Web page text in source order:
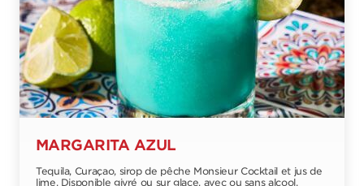
MARGARITA AZUL
Tequila, Curaçao, sirop de pêche Monsieur Cocktail et jus de
lime. Disponible givré ou sur glace, avec ou sans alcool.